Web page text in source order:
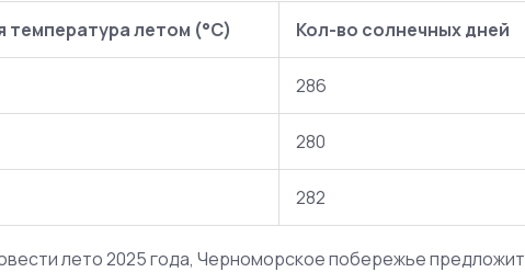
температура летом (°C) Кол-во солнечных дней
286
280
282
лето 2025 года, Черноморское побережье предложит